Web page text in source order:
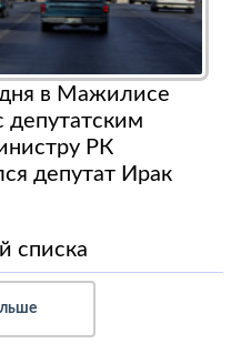
в Мажилисе
депутатским
РК
депутат Ирак
списка